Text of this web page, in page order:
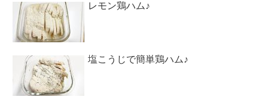
レモン鶏ハム♪
塩こうじで簡単鶏ハム♪